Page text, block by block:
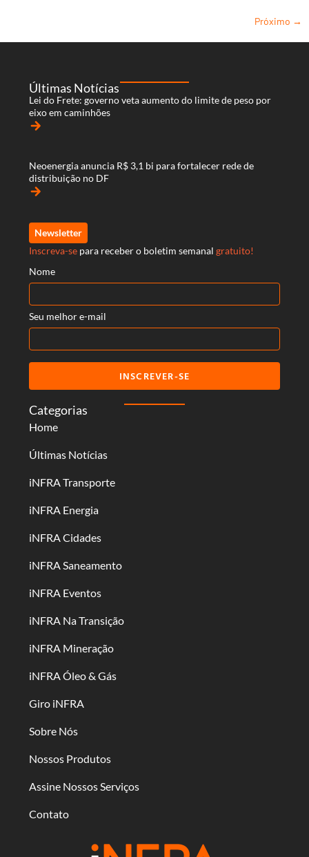
Próximo →
Categorias
Home
Últimas Notícias
iNFRA Transporte
iNFRA Energia
iNFRA Cidades
iNFRA Saneamento
iNFRA Eventos
iNFRA Na Transição
iNFRA Mineração
iNFRA Óleo & Gás
Giro iNFRA
Sobre Nós
Nossos Produtos
Assine Nossos Serviços
Contato
Últimas Notícias
Lei do Frete: governo veta aumento do limite de peso por
eixo em caminhões
arrow_forward
Neoenergia anuncia R$ 3,1 bi para fortalecer rede de
distribuição no DF
arrow_forward
Newsletter
Inscreva-se para receber o boletim semanal gratuito!
Nome
Seu melhor e-mail
INSCREVER-SE